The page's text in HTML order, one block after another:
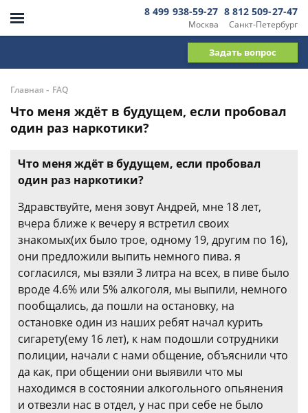
Москва
8 499 938-59-27
Санкт-Петербург
8 812 509-27-47
Задать вопрос
Главная - FAQ
Что меня ждёт в будущем, если пробовал
один раз наркотики?
Что меня ждёт в будущем, если пробовал
один раз наркотики?
Здравствуйте, меня зовут Андрей, мне 18 лет,
вчера ближе к вечеру я встретил своих
знакомых(их было трое, одному 19, другим по 16),
они предложили выпить немного пива. я
согласился, мы взяли 3 литра на всех, в пиве было
вроде 4.6% или 5% алкоголя, мы выпили, немного
пообщались, да пошли на остановку, на
остановке один из наших ребят начал курить
сигарету(ему 16 лет), к нам подошли сотрудники
полиции, начали с нами общение, объяснили что
да как, при общении они выявили что мы
находимся в состоянии алкогольного опьянения
и отвезли нас в отдел, у нас при себе не было